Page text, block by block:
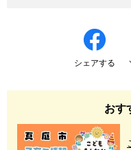
シェアする
おす